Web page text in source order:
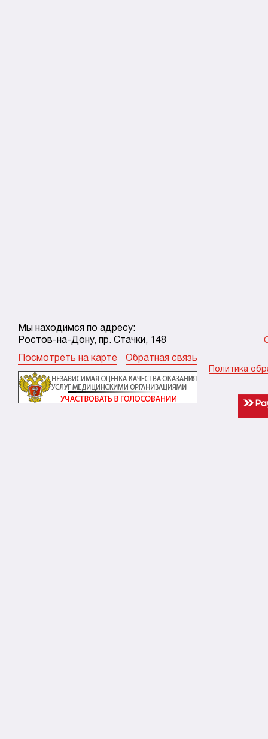
Мы находимся по адресу:
Ростов-на-Дону, пр. Стачки, 148
Посмотреть на карте Обратная связь
Политика